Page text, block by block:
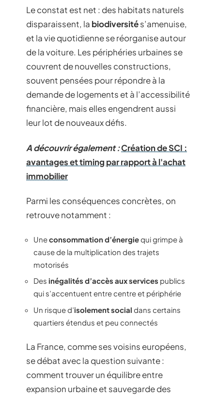
Le constat est net : des habitats naturels
disparaissent, la biodiversités’amenuise,
et la vie quotidienne se réorganise autour
de la voiture. Les périphéries urbaines se
couvrent de nouvelles constructions,
souvent pensées pour répondre à la
demande de logements et à l’accessibilité
financière, mais elles engendrent aussi
leur lot de nouveaux défis.
A découvrir également :Création de SCI :
avantages et timing par rapport à l'achat
immobilier
Parmi les conséquences concrètes, on
retrouve notamment :
Uneconsommation d’énergiequi grimpe à
cause de la multiplication des trajets
motorisés
Des inégalités d’accès aux services publics
qui s’accentuent entre centre et périphérie
Un risque d’isolement social dans certains
quartiers étendus et peu connectés
La France, comme ses voisins européens,
se débat avec la question suivante :
comment trouver un équilibre entre
expansion urbaine et sauvegarde des